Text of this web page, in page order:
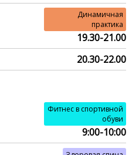
Динамичная
практика
19.30-21.00
20.30-22.00
Фитнес в спортивной
обуви
9:00-10:00